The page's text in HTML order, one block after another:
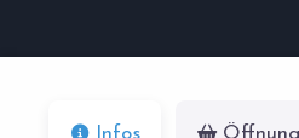
Infos